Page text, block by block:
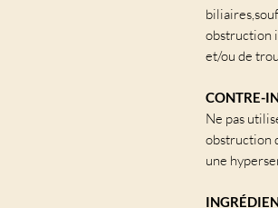
obstruction
et/ou de
CONTRE-
Ne pas
obstruction
une